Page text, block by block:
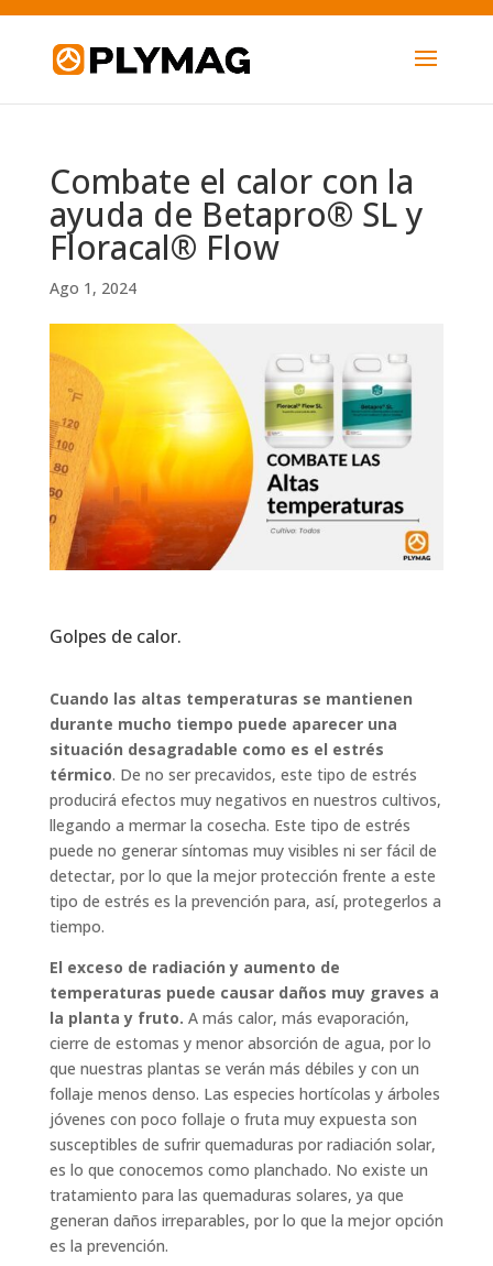
Combate el calor con la
ayuda de Betapro® SL y
Floracal® Flow
Ago 1, 2024
Golpes de calor.
Cuando las altas temperaturas se mantienen
durante mucho tiempo puede aparecer una
situación desagradable como es el estrés
térmico. De no ser precavidos, este tipo de estrés
producirá efectos muy negativos en nuestros cultivos,
llegando a mermar la cosecha. Este tipo de estrés
puede no generar síntomas muy visibles ni ser fácil de
detectar, por lo que la mejor protección frente a este
tipo de estrés es la prevención para, así, protegerlos a
tiempo.
El exceso de radiación y aumento de
temperaturas puede causar daños muy graves a
la planta y fruto. A más calor, más evaporación,
cierre de estomas y menor absorción de agua, por lo
que nuestras plantas se verán más débiles y con un
follaje menos denso. Las especies hortícolas y árboles
jóvenes con poco follaje o fruta muy expuesta son
susceptibles de sufrir quemaduras por radiación solar,
es lo que conocemos como planchado. No existe un
tratamiento para las quemaduras solares, ya que
generan daños irreparables, por lo que la mejor opción
es la prevención.